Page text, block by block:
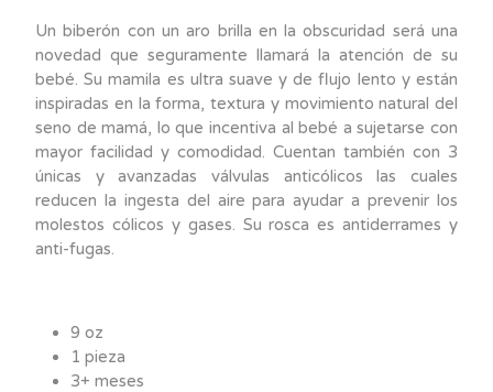
Un biberón con un aro brilla en la obscuridad será una
novedad que seguramente llamará la atención de su
bebé. Su mamila es ultra suave y de flujo lento y están
inspiradas en la forma, textura y movimiento natural del
seno de mamá, lo que incentiva al bebé a sujetarse con
mayor facilidad y comodidad. Cuentan también con 3
únicas y avanzadas válvulas anticólicos las cuales
reducen la ingesta del aire para ayudar a prevenir los
molestos cólicos y gases. Su rosca es antiderrames y
anti-fugas.
9 oz
1 pieza
3+ meses